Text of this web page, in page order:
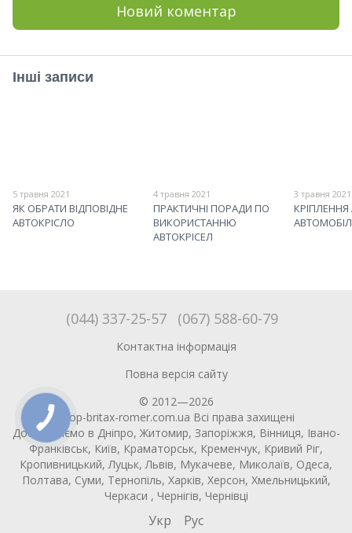
Новий коментар
Інші записи
5 травня 2021
ЯК ОБРАТИ ВІДПОВІДНЕ
АВТОКРІСЛО
4 травня 2021
ПРАКТИЧНІ ПОРАДИ ПО
ВИКОРИСТАННЮ
АВТОКРІСЕЛ
3 травня 2021
КРІПЛЕННЯ
(044) 337-25-57 (067) 588-60-79
Контактна інформація
Повна версія сайту
© 2012—2026
shop-britax-romer.com.ua Всі права захищені
Доставляємо в Дніпро, Житомир, Запоріжжя, Вінниця, Івано-
Франківськ, Київ, Краматорськ, Кременчук, Кривий Ріг,
Кропивницький, Луцьк, Львів, Мукачеве, Миколаїв, Одеса,
Полтава, Суми, Тернопіль, Харків, Херсон, Хмельницький,
Черкаси , Чернігів, Чернівці
Укр Рус